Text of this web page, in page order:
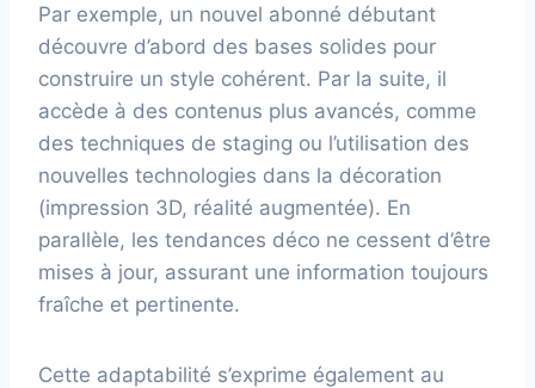
Par exemple, un nouvel abonné débutant
découvre d’abord des bases solides pour
construire un style cohérent. Par la suite, il
accède à des contenus plus avancés, comme
des techniques de staging ou l’utilisation des
nouvelles technologies dans la décoration
(impression 3D, réalité augmentée). En
parallèle, les tendances déco ne cessent d’être
mises à jour, assurant une information toujours
fraîche et pertinente.
Cette adaptabilité s’exprime également au